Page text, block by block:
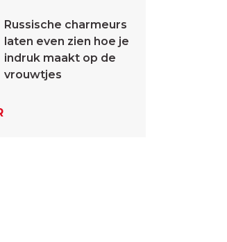
Russische charmeurs
laten even zien hoe je
indruk maakt op de
vrouwtjes